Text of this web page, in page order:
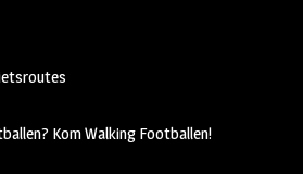
Kom Walking Footballen!